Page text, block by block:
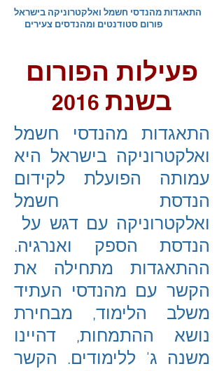
התאגדות מהנדסי חשמל ואלקטרוניקה בישראל
פורום סטודנטים ומהנדסים צעירים
פעילות הפורום
בשנת 2016
התאגדות מהנדסי חשמל
ואלקטרוניקה בישראל היא
עמותה הפועלת לקידום
הנדסת חשמל
ואלקטרוניקה עם דגש על
הנדסת הספק ואנרגיה.
ההתאגדות מתחילה את
הקשר עם מהנדסי העתיד
משלב הלימוד, מבחירת
נושא ההתמחות, דהיינו
משנה ג' ללימודים. הקשר